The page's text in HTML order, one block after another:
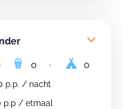
0
0
p.p. / nacht
p.p / etmaal